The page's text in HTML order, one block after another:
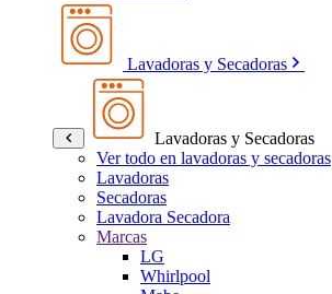
Lavadoras y Secadoras
Lavadoras y Secadoras
Ver todo en lavadoras y secadoras
Lavadoras
Secadoras
Lavadora Secadora
Marcas
LG
Whirlpool